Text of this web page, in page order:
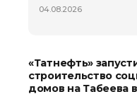
04.08.2026
«Татнефть»
строительство
домов на Табеева